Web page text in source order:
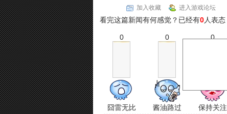
加入收藏 进入游戏论坛
看完这篇新闻有何感觉？已经有0人表态
0
囧雷无比
0
酱油路过
0
保持关注